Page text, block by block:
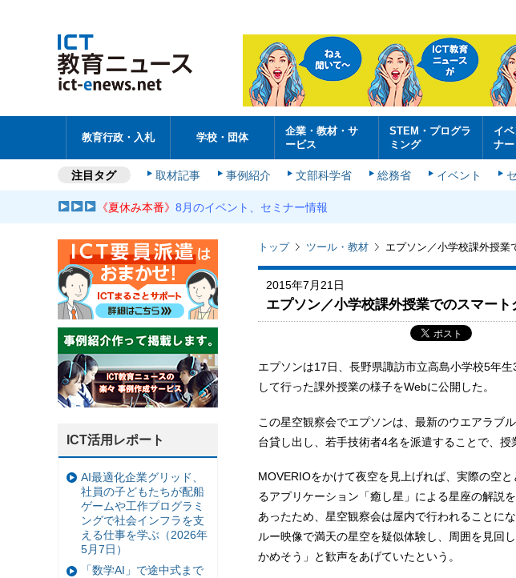
教育行政・入札 学校・団体
企業・教材・サ
ービス
STEM・プログラ
ミング
イ
ナー
注目タグ 取材記事 事例紹介 文部科学省 総務省 イベント
《夏休み本番》8月のイベント、セミナー情報
トップ ツール・教材 エプソン／小学校課外授業
2015年7月21日
エプソン／小学校課外授業でのスマー
エプソンは17日、長野県諏訪市立高島小学校5年
して行った課外授業の様子をWebに公開した。
この星空観察会でエプソンは、最新のウエアラブ
台貸し出し、若手技術者4名を派遣することで、授
MOVERIOをかけて夜空を見上げれば、実際の空
るアプリケーション「癒し星」による星座の解説
あったため、星空観察会は屋内で行われることに
ルー映像で満天の星空を疑似体験し、周囲を見回
かめそう」と歓声をあげていたという。
ICT活用レポート
AI最適化企業グリッド、
社員の子どもたちが配船
ゲームや工作プログラミ
ングで社会インフラを支
える仕事を学ぶ（2026年
5月7日）
「数学AI」で途中式まで